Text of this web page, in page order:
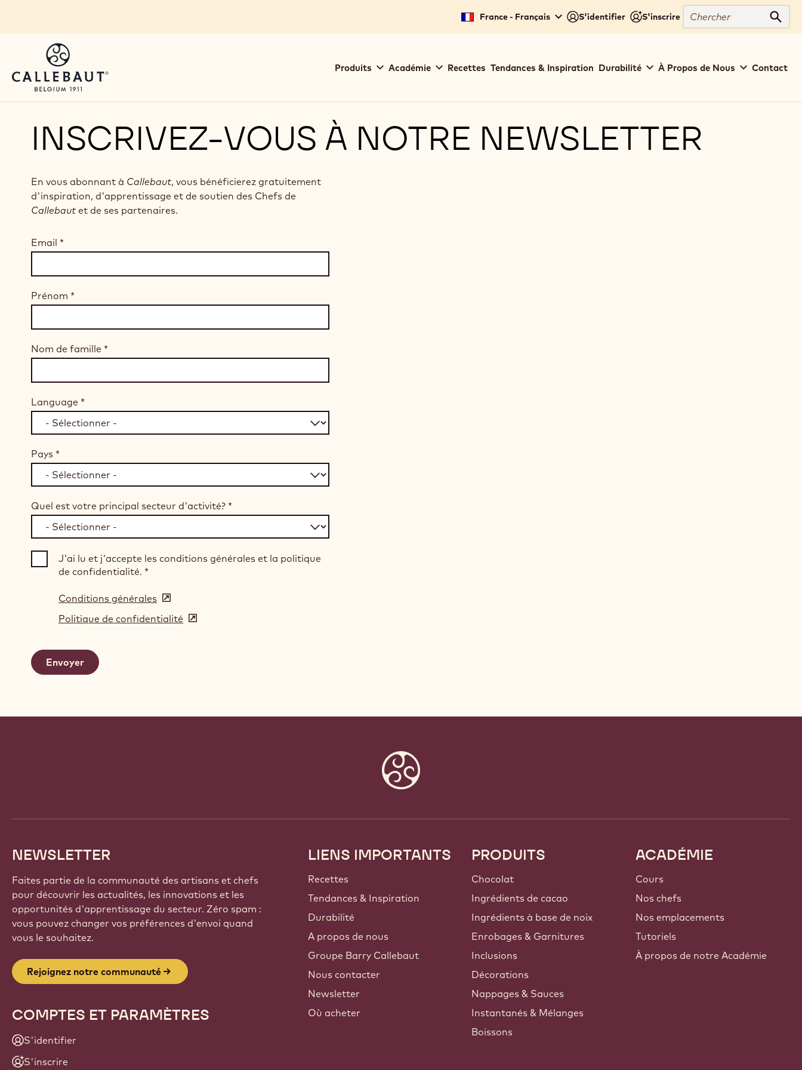
France - Français S'identifier S'inscrire
Chercher
navigation
Produits Académie Recettes Tendances & Inspiration Durabilité À Propos de Nous Contact
INSCRIVEZ-VOUS À NOTRE NEWSLETTER
En vous abonnant à Callebaut, vous bénéficierez gratuitement
d'inspiration, d'apprentissage et de soutien des Chefs de
Callebaut et de ses partenaires.
Email *
Prénom *
Nom de famille *
Language *
Pays *
Quel est votre principal secteur d'activité? *
J'ai lu et j'accepte les conditions générales et la politique
de confidentialité. *
Conditions générales (opens
in
a
Politique de confidentialité (opens
NEWSLETTER
Faites partie de la communauté des artisans et chefs
pour découvrir les actualités, les innovations et les
opportunités d'apprentissage du secteur. Zéro spam :
vous pouvez changer vos préférences d'envoi quand
vous le souhaitez.
Rejoignez notre communauté
COMPTES ET PARAMÈTRES
S'identifier
S'inscrire
Footer
Callebaut
LIENS IMPORTANTS
Recettes
Tendances & Inspiration
Durabilité
A propos de nous
Groupe Barry Callebaut
Nous contacter
Newsletter
Où acheter
PRODUITS
Chocolat
Ingrédients de cacao
Ingrédients à base de noix
Enrobages & Garnitures
Inclusions
Décorations
Nappages & Sauces
Instantanés & Mélanges
Boissons
ACADÉMIE
Cours
Nos chefs
Nos emplacements
Tutoriels
À propos de notre Académie